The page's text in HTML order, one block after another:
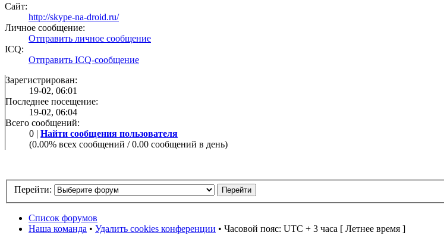
Сайт:
http://skype-na-droid.ru/
Личное сообщение:
Отправить личное сообщение
ICQ:
Отправить ICQ-сообщение
Зарегистрирован:
19-02, 06:01
Последнее посещение:
19-02, 06:04
Всего сообщений:
0 | Найти сообщения пользователя
(0.00% всех сообщений / 0.00 сообщений в день)
Перейти:
Список форумов
Наша команда • Удалить cookies конференции • Часовой пояс: UTC + 3 часа [ Летнее время ]